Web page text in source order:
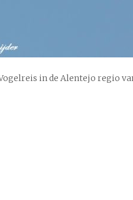
in de Alentejo regio